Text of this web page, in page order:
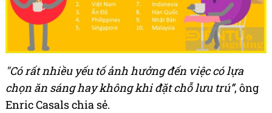
"Có rất nhiều yếu tố ảnh hưởng đến việc có lựa
chọn ăn sáng hay không khi đặt chỗ lưu trú”, ông
Enric Casals chia sẻ.